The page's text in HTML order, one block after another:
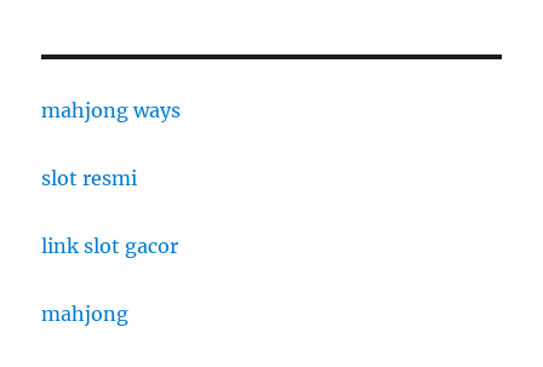
mahjong ways
slot resmi
link slot gacor
mahjong